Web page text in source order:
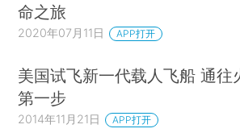
命之旅
2020年07月11日 APP打开
美国试飞新一代载人飞船 通往
第一步
2014年11月21日 APP打开